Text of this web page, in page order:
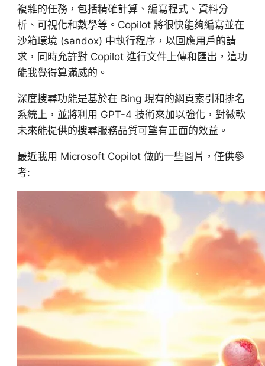
複雜的任務，包括精確計算、編寫程式、資料分
析、可視化和數學等。Copilot 將很快能夠編寫並在
沙箱環境 (sandox) 中執行程序，以回應用戶的請
求，同時允許對 Copilot 進行文件上傳和匯出，這功
能我覺得算滿威的。
深度搜尋功能是基於在 Bing 現有的網頁索引和排名
系統上，並將利用 GPT-4 技術來加以強化，對微軟
未來能提供的搜尋服務品質可望有正面的效益。
最近我用 Microsoft Copilot 做的一些圖片，僅供參
考: